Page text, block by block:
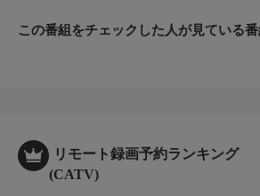
この番組をチェックした人が見ている番
リモート録画予約ランキング
(CATV)